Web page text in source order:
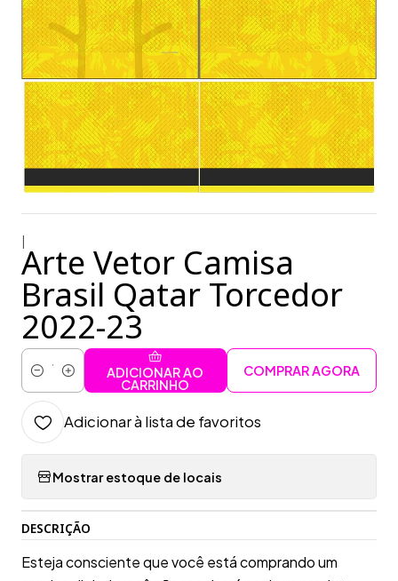
Arte Vetor Camisa
Brasil Qatar Torcedor
2022-23
Quantidade
ADICIONAR AO
CARRINHO
COMPRAR AGORA
Adicionar à lista de favoritos
Mostrar estoque de locais
DESCRIÇÃO
Esteja consciente que você está comprando um